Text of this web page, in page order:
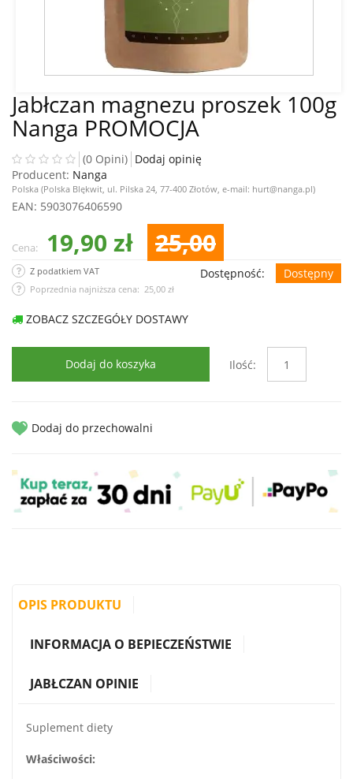
Jabłczan magnezu proszek 100g
Nanga PROMOCJA
(0 Opini) Dodaj opinię
Producent: Nanga
Polska (Polska Blękwit, ul. Pilska 24, 77-400 Złotów, e-mail: hurt@nanga.pl)
EAN: 5903076406590
Cena: 19,90 zł 25,00
Dostępność: Dostępny
Z podatkiem VAT
Poprzednia najniższa cena: 25,00 zł
ZOBACZ SZCZEGÓŁY DOSTAWY
Dodaj do koszyka Ilość:
Dodaj do przechowalni
OPIS PRODUKTU
INFORMACJA O BEPIECZEŃSTWIE
JABŁCZAN OPINIE
Suplement diety
Właściwości: